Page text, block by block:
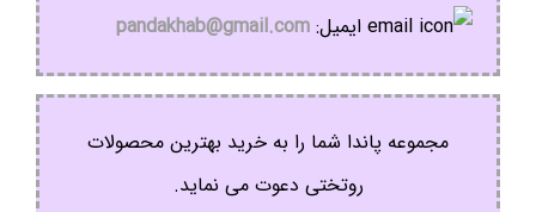
ایمیل: pandakhab@gmail.com
مجموعه پاندا شما را به خرید بهترین محصولات
روتختی دعوت می نماید.